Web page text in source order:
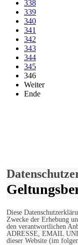
338
339
340
341
342
343
344
345
346
Weiter
Ende
Diese
Zwecke der Erhebung
den verantwortlichen
ADRESSE, EMAIL
dieser Website (im